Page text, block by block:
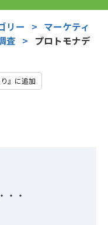
リー > マーケティ
査 >
プロトモナデ
』に追加
・・